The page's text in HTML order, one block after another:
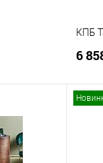
КПБ
6